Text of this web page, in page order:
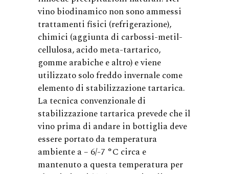
vino biodinamico non sono ammessi
trattamenti fisici (refrigerazione),
chimici (aggiunta di carbossi-metil-
cellulosa, acido meta-tartarico,
gomme arabiche e altro) e viene
utilizzato solo freddo invernale come
elemento di stabilizzazione tartarica.
La tecnica convenzionale di
stabilizzazione tartarica prevede che il
vino prima di andare in bottiglia deve
essere portato da temperatura
ambiente a – 6/-7 °C circa e
mantenuto a questa temperatura per